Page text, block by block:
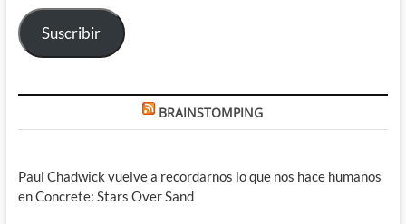
electrónico
Suscribir
BRAINSTOMPING
Paul Chadwick vuelve a recordarnos lo que nos hace humanos
en Concrete: Stars Over Sand